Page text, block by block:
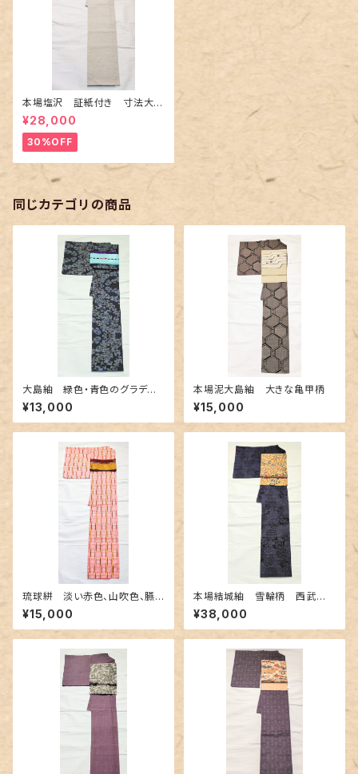
本場塩沢 証紙付き 寸法大き
め〜伝統的工芸士 桑原正信
作〜
¥28,000
30%OFF
同じカテゴリの商品
大島紬 緑色・青色のグラデー
ション
¥13,000
本場泥大島紬 大きな亀甲柄
¥15,000
琉球絣 淡い赤色、山吹色、臙
脂色
¥15,000
本場結城紬 雪輪柄 西武百
貨店誂え
¥38,000